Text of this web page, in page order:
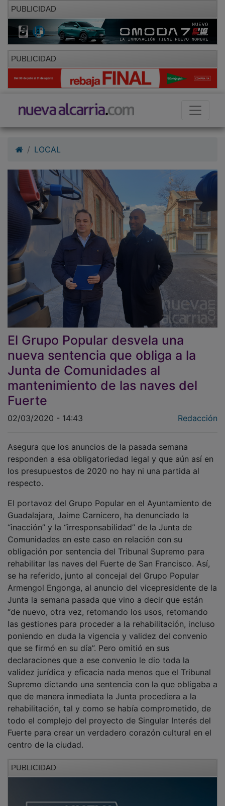
PUBLICIDAD
PUBLICIDAD
El Grupo Popular desvela una
nueva sentencia que obliga a la
Junta de Comunidades al
mantenimiento de las naves del
Fuerte
responden a esa obligatoriedad legal y que aún así en
los presupuestos de 2020 no hay ni una partida al
respecto.
Guadalajara, Jaime Carnicero, ha denunciado la
“inacción” y la “irresponsabilidad” de la Junta de
Comunidades en este caso en relación con su
obligación por sentencia del Tribunal Supremo para
rehabilitar las naves del Fuerte de San Francisco. Así,
se ha referido, junto al concejal del Grupo Popular
Armengol Engonga, al anuncio del vicepresidente de la
Junta la semana pasada que vino a decir que están
“de nuevo, otra vez, retomando los usos, retomando
las gestiones para proceder a la rehabilitación, incluso
poniendo en duda la vigencia y validez del convenio
que se firmó en su día”. Pero omitió en sus
declaraciones que a ese convenio le dio toda la
validez jurídica y eficacia nada menos que el Tribunal
Supremo dictando una sentencia con la que obligaba a
que de manera inmediata la Junta procediera a la
rehabilitación, tal y como se había comprometido, de
todo el complejo del proyecto de Singular Interés del
Fuerte para crear un verdadero corazón cultural en el
centro de la ciudad.